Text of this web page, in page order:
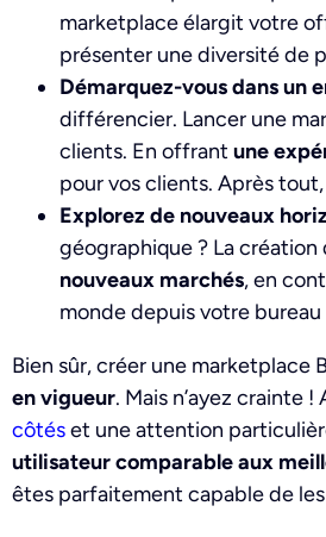
marketplace élargit votre
présenter une diversité de
Démarquez-vous dans un
différencier. Lancer une
clients. En offrant une
pour vos clients. Après
Explorez de nouveaux
géographique ? La création
nouveaux marchés, en
monde depuis votre bureau
Bien sûr, créer une marketplace
en vigueur. Mais n’ayez crainte
côtéset une attention
utilisateur comparable aux
êtes parfaitement capable de les